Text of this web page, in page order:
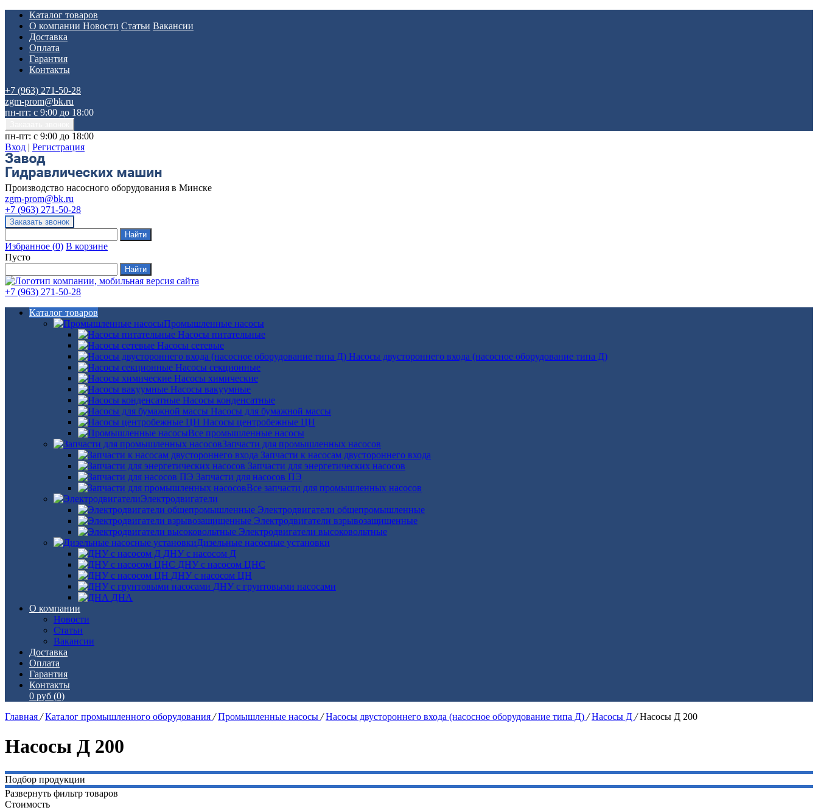
Каталог товаров
О компании Новости Статьи Вакансии
Доставка
Оплата
Гарантия
Контакты
+7 (963) 271-50-28
zgm-prom@bk.ru
пн-пт: с 9:00 до 18:00
пн-пт: с 9:00 до 18:00
Вход | Регистрация
Производство насосного оборудования в Минске
zgm-prom@bk.ru
+7 (963) 271-50-28
Избранное (0) В корзине
Пусто
+7 (963) 271-50-28
Каталог товаров
Промышленные насосы
Насосы питательные
Насосы сетевые
Насосы двустороннего входа (насосное оборудование типа Д)
Насосы секционные
Насосы химические
Насосы вакуумные
Насосы конденсатные
Насосы для бумажной массы
Насосы центробежные ЦН
Все промышленные насосы
Запчасти для промышленных насосов
Запчасти к насосам двустороннего входа
Запчасти для энергетических насосов
Запчасти для насосов ПЭ
Все запчасти для промышленных насосов
Электродвигатели
Электродвигатели общепромышленные
Электродвигатели взрывозащищенные
Электродвигатели высоковольтные
Дизельные насосные установки
ДНУ с насосом Д
ДНУ с насосом ЦНС
ДНУ с насосом ЦН
ДНУ с грунтовыми насосами
ДНА
О компании
Новости
Статьи
Вакансии
Доставка
Оплата
Гарантия
Контакты
0 руб (0)
Главная / Каталог промышленного оборудования / Промышленные насосы / Насосы двустороннего входа (насосное оборудование типа Д) / Насосы Д / Насосы Д 200
Насосы Д 200
Подбор продукции
Развернуть фильтр товаров
Стоимость